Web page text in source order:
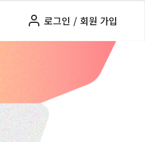
로그인 / 회원 가입